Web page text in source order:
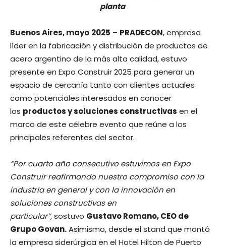
planta
Buenos Aires, mayo 2025 – PRADECON, empresa
líder en la fabricación y distribución de productos de
acero argentino de la más alta calidad, estuvo
presente en Expo Construir 2025 para generar un
espacio de cercanía tanto con clientes actuales
como potenciales interesados en conocer
los productos y soluciones constructivas en el
marco de este célebre evento que reúne a los
principales referentes del sector.
“Por cuarto año consecutivo estuvimos en Expo
Construir reafirmando nuestro compromiso con la
industria en general y con la innovación en
soluciones constructivas en
particular’’,sostuvo Gustavo Romano, CEO de
Grupo Govan.Asimismo, desde el stand que montó
la empresa siderúrgica en el Hotel Hilton de Puerto